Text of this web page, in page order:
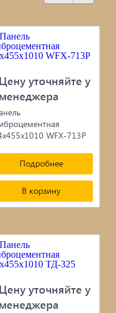
Цену уточняйте у
менеджера
WFX-713P
Подробнее
В корзину
Цену уточняйте у
менеджера